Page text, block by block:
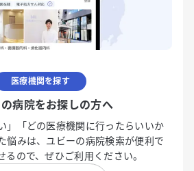
医療機関を探す
病院をお探しの方へ
」「どの医療機関に行ったらいいか
悩みは、ユビーの病院検索が便利で
るので、ぜひご利用ください。